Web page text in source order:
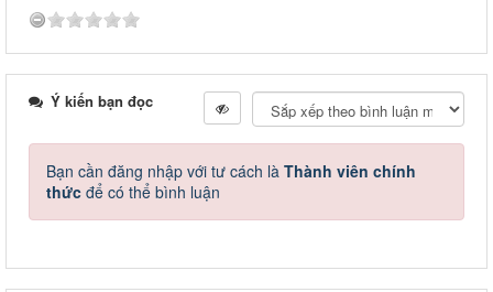
Ý kiến bạn đọc
Bạn cần đăng nhập với tư cách là Thành viên chính
thức để có thể bình luận